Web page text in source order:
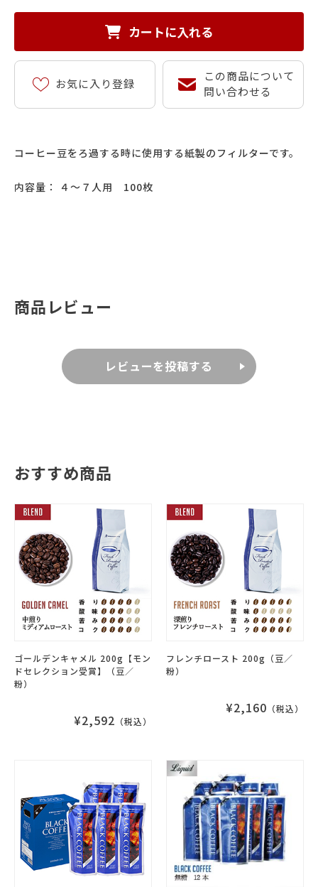
カートに入れる
お気に入り登録
この商品について
問い合わせる
コーヒー豆をろ過する時に使用する紙製のフィルターです。
内容量： ４～７人用 100枚
商品レビュー
レビューを投稿する
おすすめ商品
ゴールデンキャメル 200g【モン
ドセレクション受賞】（豆／
粉）
¥2,592 （税込）
フレンチロースト 200g（豆／
粉）
¥2,160 （税込）